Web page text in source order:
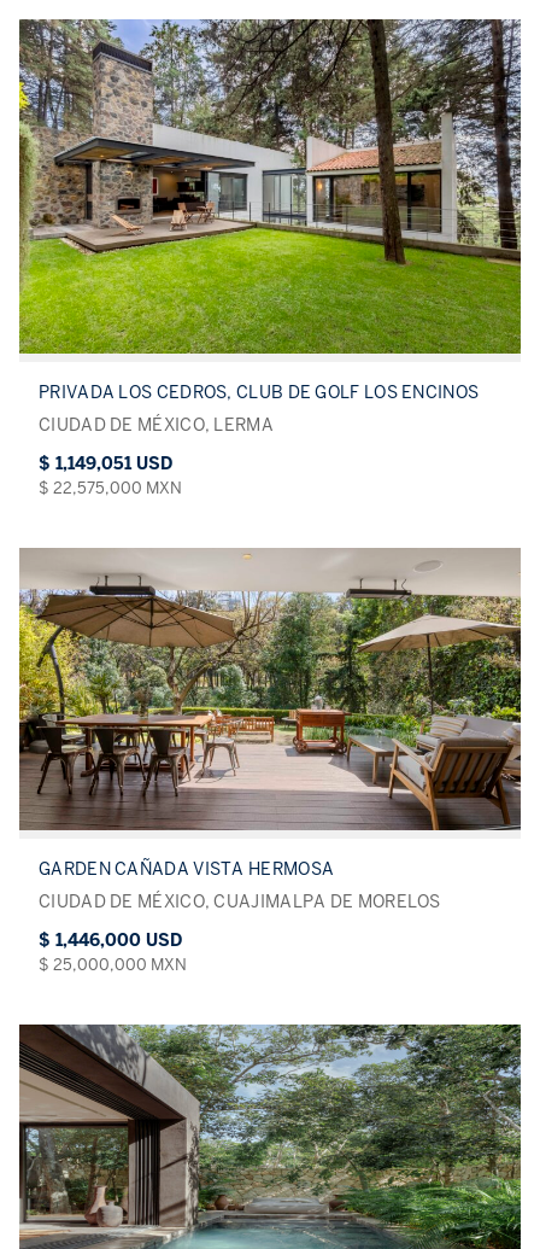
PRIVADA LOS CEDROS, CLUB DE GOLF LOS ENCINOS
CIUDAD DE MÉXICO, LERMA
$ 1,149,051 USD
$ 22,575,000 MXN
GARDEN CAÑADA VISTA HERMOSA
CIUDAD DE MÉXICO, CUAJIMALPA DE MORELOS
$ 1,446,000 USD
$ 25,000,000 MXN